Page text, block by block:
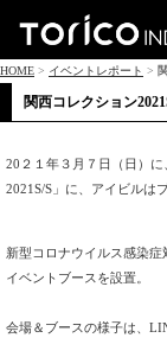
HOME > イベントレポート >
関西コレクション
20２１年３月７日（日）
2021S/S」に、アイビルは
新型コロナウイルス感染
イベントブースを設置。
会場＆ブースの様子は、